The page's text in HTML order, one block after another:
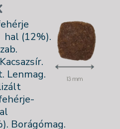
(12%).
Lenmag.
Borágómag.